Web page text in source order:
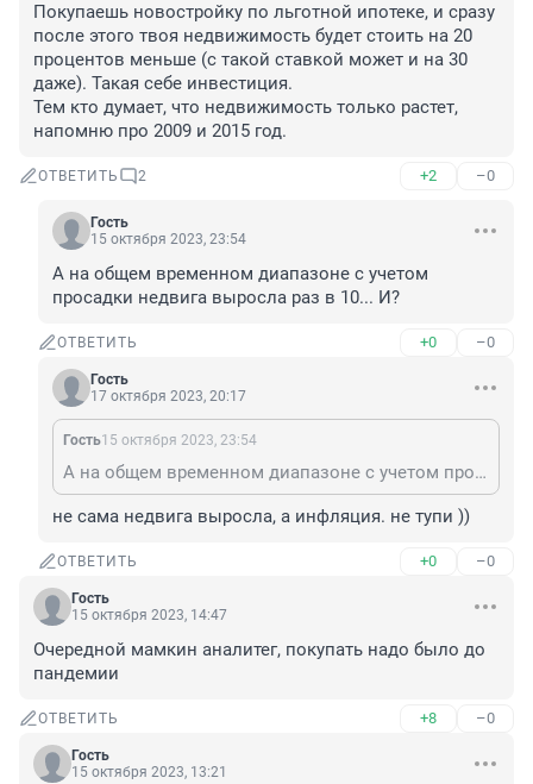
Покупаешь новостройку по льготной ипотеке, и сразу
после этого твоя недвижимость будет стоить на 20
процентов меньше (с такой ставкой может и на 30
даже). Такая себе инвестиция.
Тем кто думает, что недвижимость только растет,
напомню про 2009 и 2015 год.
ОТВЕТИТЬ 2 +2 –0
Гость
15 октября 2023, 23:54
А на общем временном диапазоне с учетом
просадки недвига выросла раз в 10... И?
ОТВЕТИТЬ +0 –0
Гость
17 октября 2023, 20:17
Гость15 октября 2023, 23:54
А на общем временном диапазоне с учетом просадки недвига выросла раз в 10... И?
не сама недвига выросла, а инфляция. не тупи ))
ОТВЕТИТЬ +0 –0
Гость
15 октября 2023, 14:47
Очередной мамкин аналитег, покупать надо было до
пандемии
ОТВЕТИТЬ +8 –0
Гость
15 октября 2023, 13:21